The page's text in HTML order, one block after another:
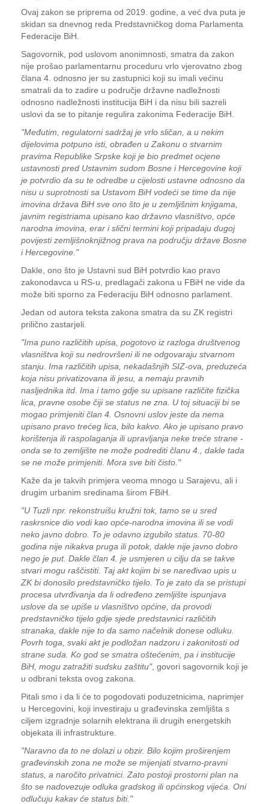
Ovaj zakon se priprema od 2019. godine, a već dva puta je
skidan sa dnevnog reda Predstavničkog doma Parlamenta
Federacije BiH.
Sagovornik, pod uslovom anonimnosti, smatra da zakon
nije prošao parlamentarnu proceduru vrlo vjerovatno zbog
člana 4. odnosno jer su zastupnici koji su imali većinu
smatrali da to zadire u područje državne nadležnosti
odnosno nadležnosti institucija BiH i da nisu bili sazreli
uslovi da se to pitanje regulira zakonima Federacije BiH.
"Međutim, regulatorni sadržaj je vrlo sličan, a u nekim
dijelovima potpuno isti, obrađen u Zakonu o stvarnim
pravima Republike Srpske koji je bio predmet ocjene
ustavnosti pred Ustavnim sudom Bosne i Hercegovine koji
je potvrdio da su te odredbe u cijelosti ustavne odnosno da
nisu u suprotnosti sa Ustavom BiH vodeći se time da nije
imovina država BiH sve ono što je u zemljišnim knjigama,
javnim registriama upisano kao državno vlasništvo, opće
narodna imovina, erar i slični termini koji pripadaju dugoj
povijesti zemljišnoknjižnog prava na području države Bosne
i Hercegovine."
Dakle, ono što je Ustavni sud BiH potvrdio kao pravo
zakonodavca u RS-u, predlagači zakona u FBiH ne vide da
može biti sporno za Federaciju BiH odnosno parlament.
Jedan od autora teksta zakona smatra da su ZK registri
prilično zastarjeli.
"Ima puno različitih upisa, pogotovo iz razloga društvenog
vlasništva koji su nedrovršeni ili ne odgovaraju stvarnom
stanju. Ima različitih upisa, nekadašnjih SIZ-ova, preduzeća
koja nisu privatizovana ili jesu, a nemaju pravnih
nasljednika itd. Ima i tamo gdje su upisane različite fizička
lica, pravne osobe čiji se status ne zna. U toj situaciji bi se
mogao primjeniti član 4. Osnovni uslov jeste da nema
upisano pravo trećeg lica, bilo kakvo. Ako je upisano pravo
korištenja ili raspolaganja ili upravljanja neke treće strane -
onda se to zemljište ne može podrediti članu 4., dakle tada
se ne može primjeniti. Mora sve biti čisto."
Kaže da je takvih primjera veoma mnogo u Sarajevu, ali i
drugim urbanim sredinama širom FBiH.
"U Tuzli npr. rekonstruišu kružni tok, tamo se u sred
raskrsnice dio vodi kao opće-narodna imovina ili se vodi
neko javno dobro. To je odavno izgubilo status. 70-80
godina nije nikakva pruga ili potok, dakle nije javno dobro
nego je put. Dakle član 4. je usmjeren u cilju da se takve
stvari mogu raščistiti. Taj akt kojim bi se naređivao upis u
ZK bi donosilo predstavničko tijelo. To je zato da se pristupi
procesa utvrđivanja da li određeno zemljište ispunjava
uslove da se upiše u vlasništvo općine, da provodi
predstavničko tijelo gdje sjede predstavnici različitih
stranaka, dakle nije to da samo načelnik donese odluku.
Povrh toga, svaki akt je podložan nadzoru i zakonitosti od
strane suda. Ko god se smatra oštećenim, pa i institucije
BiH, mogu zatražiti sudsku zaštitu", govori sagovornik koji je
u odbrani teksta ovog zakona.
Pitali smo i da li će to pogodovati poduzetnicima, naprimjer
u Hercegovini, koji investiraju u građevinska zemljišta s
ciljem izgradnje solarnih elektrana ili drugih energetskih
objekata ili infrastrukture.
"Naravno da to ne dolazi u obzir. Bilo kojim proširenjem
građevinskih zona ne može se mijenjati stvarno-pravni
status, a naročito privatnici. Zato postoji prostorni plan na
što se nadovezuje odluka gradskog ili općinskog vijeća. Oni
odlučuju kakav će status biti."